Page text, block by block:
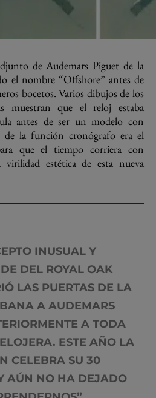
de Audemars Piguet de la
el nombre “Offshore” antes de
bocetos. Varios dibujos de los
muestran que el reloj estaba
antes de ser un modelo con
de la función cronógrafo era el
que el tiempo corriera con
estética de esta nueva
INUSUAL Y
DEL ROYAL OAK
LAS PUERTAS DE LA
A AUDEMARS
A TODA
ESTE AÑO LA
CELEBRA SU 30
AÚN NO HA DEJADO